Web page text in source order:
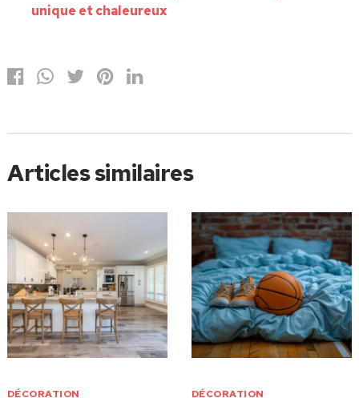
unique et chaleureux
Articles similaires
DÉCORATION DÉCORATION